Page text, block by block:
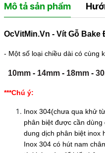
Mô tả sản phẩm
OcVitMin.Vn - Vít Gỗ Bake
- Một số loại chiều dài có cùng
10mm- 14mm- 18mm-
***Chú ý:
Inox 304(chưa qua khử
phân biệt được cần
dung dịch phân biệt inox
Inox 304 có hút nam